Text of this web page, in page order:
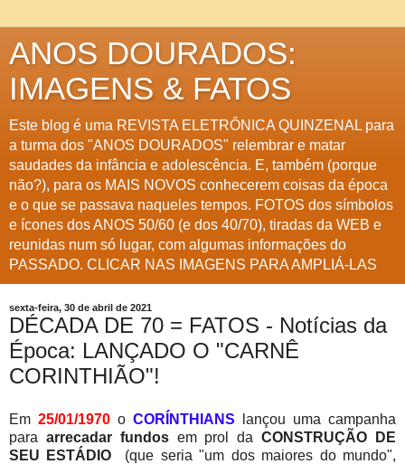
ANOS DOURADOS:
IMAGENS & FATOS
Este blog é uma REVISTA ELETRÔNICA QUINZENAL para
a turma dos "ANOS DOURADOS" relembrar e matar
saudades da infância e adolescência. E, também (porque
não?), para os MAIS NOVOS conhecerem coisas da época
e o que se passava naqueles tempos. FOTOS dos símbolos
e ícones dos ANOS 50/60 (e dos 40/70), tiradas da WEB e
reunidas num só lugar, com algumas informações do
PASSADO. CLICAR NAS IMAGENS PARA AMPLIÁ-LAS
sexta-feira, 30 de abril de 2021
DÉCADA DE 70 = FATOS - Notícias da
Época: LANÇADO O "CARNÊ
CORINTHIÃO"!
Em 25/01/1970 o CORÍNTHIANS lançou uma campanha
para arrecadar fundosem prol daCONSTRUÇÃO DE
SEU ESTÁDIO
(que seria "um dos maiores do mundo",